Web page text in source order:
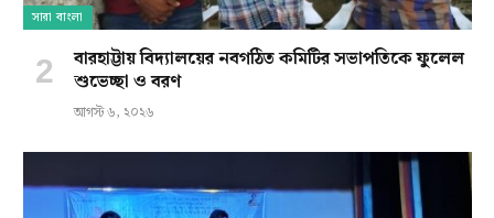
সারা বাংলা
বারহাট্টায় বিদ্যালয়ের নবগঠিত কমিটির সভাপতিকে ফুলেল
শুভেচ্ছা ও বরণ
আগস্ট ৬, ২০২৬